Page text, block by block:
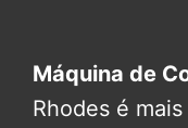
Máquina de
Rhodes é